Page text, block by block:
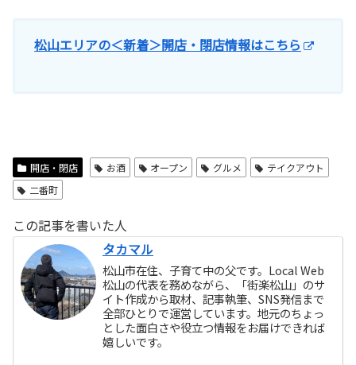
松山エリアの＜新着＞開店・閉店情報はこちら
開店・閉店 お酒 オープン グルメ
テイクアウト
二番町
この記事を書いた人
タカマル
松山市在住、子育て中の父です。Local Web
松山の代表を務めながら、「街楽松山」のサ
イト作成から取材、記事執筆、SNS発信まで
全部ひとりで運営しています。地元のちょっ
とした面白さや役立つ情報をお届けできれば
嬉しいです。